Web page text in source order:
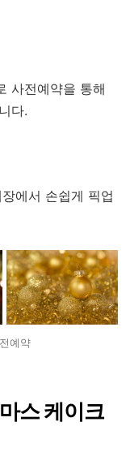
사전예약을 통해
다.
에서 손쉽게 픽업
예약
스 케이크